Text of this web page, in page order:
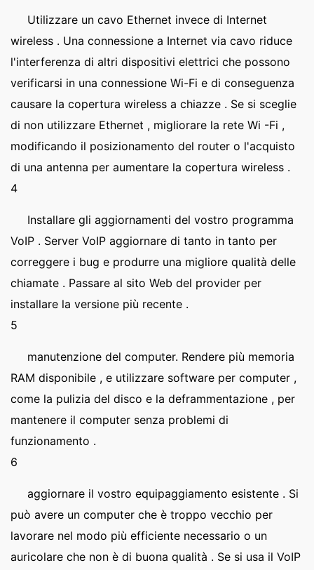
Utilizzare un cavo Ethernet invece di Internet
wireless . Una connessione a Internet via cavo riduce
l'interferenza di altri dispositivi elettrici che possono
verificarsi in una connessione Wi-Fi e di conseguenza
causare la copertura wireless a chiazze . Se si sceglie
di non utilizzare Ethernet , migliorare la rete Wi -Fi ,
modificando il posizionamento del router o l'acquisto
di una antenna per aumentare la copertura wireless .
4
Installare gli aggiornamenti del vostro programma
VoIP . Server VoIP aggiornare di tanto in tanto per
correggere i bug e produrre una migliore qualità delle
chiamate . Passare al sito Web del provider per
installare la versione più recente .
5
manutenzione del computer. Rendere più memoria
RAM disponibile , e utilizzare software per computer ,
come la pulizia del disco e la deframmentazione , per
mantenere il computer senza problemi di
funzionamento .
6
aggiornare il vostro equipaggiamento esistente . Si
può avere un computer che è troppo vecchio per
lavorare nel modo più efficiente necessario o un
auricolare che non è di buona qualità . Se si usa il VoIP